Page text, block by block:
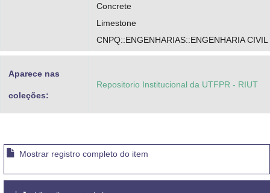
Concrete
Limestone
CNPQ::ENGENHARIAS::ENGENHARIA CIVIL
Aparece nas
coleções:
Repositorio Institucional da UTFPR - RIUT
Mostrar registro completo do item